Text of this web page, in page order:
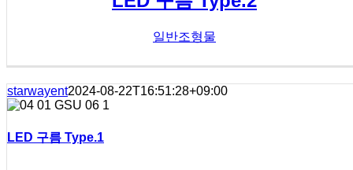
일반조형물
starwayent2024-08-22T16:51:28+09:00
LED 구름 Type.1